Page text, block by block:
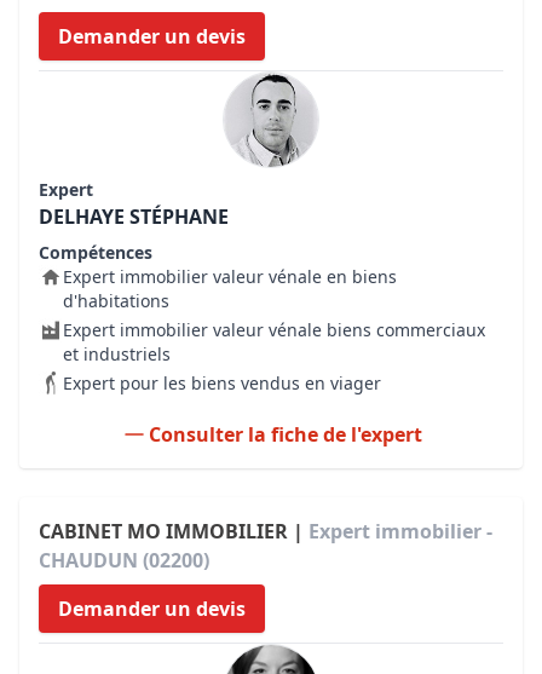
Demander un devis
Expert
DELHAYE STÉPHANE
Compétences
Expert immobilier valeur vénale en biens
d'habitations
Expert immobilier valeur vénale biens commerciaux
et industriels
Expert pour les biens vendus en viager
Consulter la fiche de l'expert
CABINET MO IMMOBILIER | Expert immobilier -
CHAUDUN (02200)
Demander un devis